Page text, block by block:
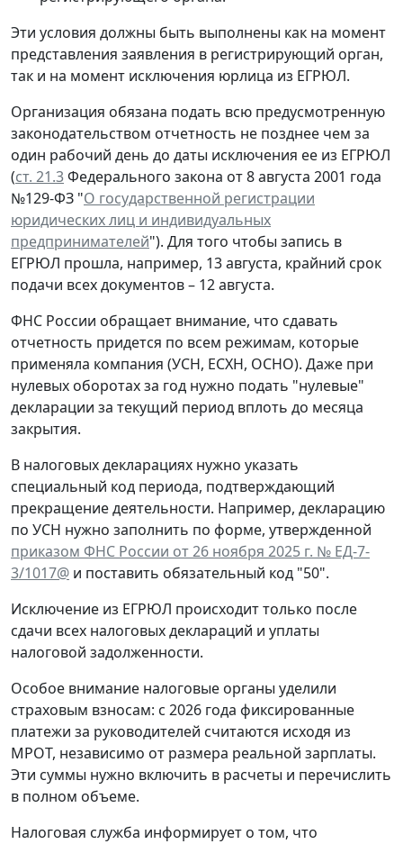
Эти условия должны быть выполнены как на момент
представления заявления в регистрирующий орган,
так и на момент исключения юрлица из ЕГРЮЛ.
Организация обязана подать всю предусмотренную
законодательством отчетность не позднее чем за
один рабочий день до даты исключения ее из ЕГРЮЛ
(ст. 21.3Федерального закона от 8 августа 2001 года
№129-ФЗ "О государственной регистрации
юридических лиц и индивидуальных
предпринимателей"). Для того чтобы запись в
ЕГРЮЛ прошла, например, 13 августа, крайний срок
подачи всех документов – 12 августа.
ФНС России обращает внимание, что сдавать
отчетность придется по всем режимам, которые
применяла компания (УСН, ЕСХН, ОСНО). Даже при
нулевых оборотах за год нужно подать "нулевые"
декларации за текущий период вплоть до месяца
закрытия.
В налоговых декларациях нужно указать
специальный код периода, подтверждающий
прекращение деятельности. Например, декларацию
по УСН нужно заполнить по форме, утвержденной
приказом ФНС России от 26 ноября 2025 г. № ЕД-7-
3/1017@ и поставить обязательный код "50".
Исключение из ЕГРЮЛ происходит только после
сдачи всех налоговых деклараций и уплаты
налоговой задолженности.
Особое внимание налоговые органы уделили
страховым взносам: с 2026 года фиксированные
платежи за руководителей считаются исходя из
МРОТ, независимо от размера реальной зарплаты.
Эти суммы нужно включить в расчеты и перечислить
в полном объеме.
Налоговая служба информирует о том, что